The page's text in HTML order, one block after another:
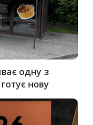
одну з
нову